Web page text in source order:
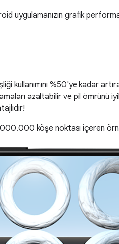
uygulamanızın grafik
kullanımını %50'ye kadar
azaltabilir ve pil ömrünü
köşe noktası içeren